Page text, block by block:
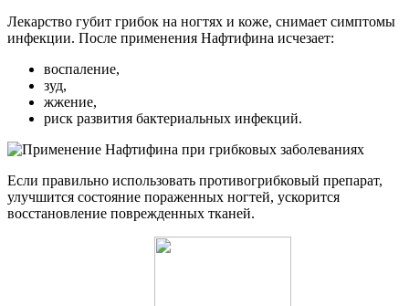
Лекарство губит грибок на ногтях и коже, снимает симптомы
инфекции. После применения Нафтифина исчезает:
воспаление,
зуд,
жжение,
риск развития бактериальных инфекций.
Если правильно использовать противогрибковый препарат,
улучшится состояние пораженных ногтей, ускорится
восстановление поврежденных тканей.